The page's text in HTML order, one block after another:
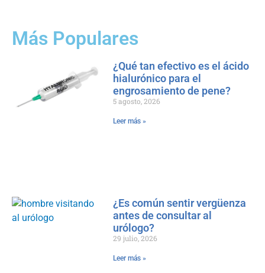
Más Populares
¿Qué tan efectivo es el ácido
hialurónico para el
engrosamiento de pene?
5 agosto, 2026
Leer más »
¿Es común sentir vergüenza
antes de consultar al
urólogo?
29 julio, 2026
Leer más »